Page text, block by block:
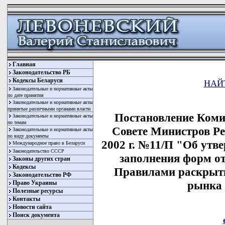
Главная
Законодательство РБ
Кодексы Беларуси
Законодательные и нормативные акты
по дате принятия
Законодательные и нормативные акты
принятые различными органами власти
Законодательные и нормативные акты
по темам
Законодательные и нормативные акты
по виду документы
Международное право в Беларуси
Законодательство СССР
Законы других стран
Кодексы
Законодательство РФ
Право Украины
Полезные ресурсы
Контакты
Новости сайта
Поиск документа
Постановление
Совете Министров
2002 г. №11/П "Об
заполнения форм
Правилами
рынка